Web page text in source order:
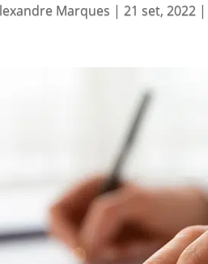
Marques | 21 set, 2022|